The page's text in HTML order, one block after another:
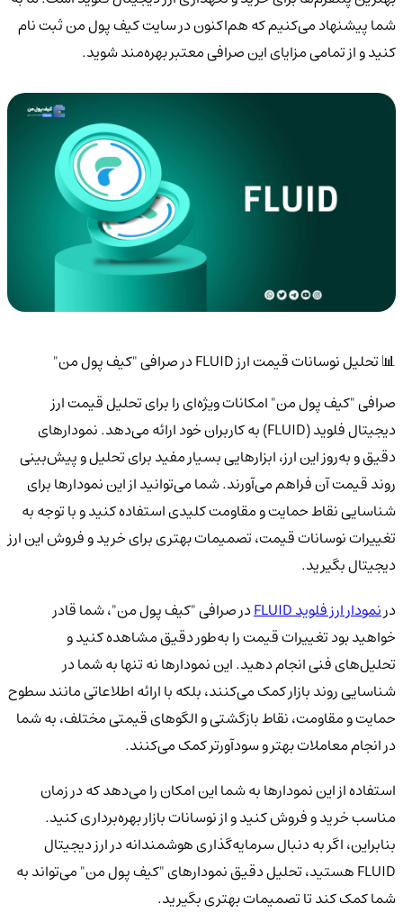
شما پیشنهاد می‌کنیم که هم‌اکنون در سایت کیف پول من ثبت نام
کنید و از تمامی مزایای این صرافی معتبر بهره‌مند شوید.
📊 تحلیل نوسانات قیمت ارز FLUID در صرافی "کیف پول من"
صرافی "کیف پول من" امکانات ویژه‌ای را برای تحلیل قیمت ارز
دیجیتال فلوید (FLUID) به کاربران خود ارائه می‌دهد. نمودارهای
دقیق و به‌روز این ارز، ابزارهایی بسیار مفید برای تحلیل و پیش‌بینی
روند قیمت آن فراهم می‌آورند. شما می‌توانید از این نمودارها برای
شناسایی نقاط حمایت و مقاومت کلیدی استفاده کنید و با توجه به
تغییرات نوسانات قیمت، تصمیمات بهتری برای خرید و فروش این ارز
دیجیتال بگیرید.
درنمودار ارز فلوید FLUID
در صرافی "کیف پول من"، شما قادر
خواهید بود تغییرات قیمت را به‌طور دقیق مشاهده کنید و
تحلیل‌های فنی انجام دهید. این نمودارها نه تنها به شما در
شناسایی روند بازار کمک می‌کنند، بلکه با ارائه اطلاعاتی مانند سطوح
حمایت و مقاومت، نقاط بازگشتی و الگوهای قیمتی مختلف، به شما
در انجام معاملات بهتر و سودآورتر کمک می‌کنند.
استفاده از این نمودارها به شما این امکان را می‌دهد که در زمان
مناسب خرید و فروش کنید و از نوسانات بازار بهره‌برداری کنید.
بنابراین، اگر به دنبال سرمایه‌گذاری هوشمندانه در ارز دیجیتال
FLUID هستید، تحلیل دقیق نمودارهای "کیف پول من" می‌تواند به
شما کمک کند تا تصمیمات بهتری بگیرید.